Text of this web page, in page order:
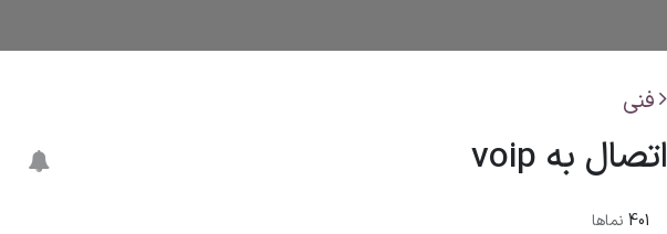
فنی
اتصال به voip
401 نماها